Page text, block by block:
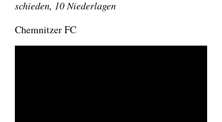
schie­den, 10 Nie­der­la­gen
Chemnitzer FC